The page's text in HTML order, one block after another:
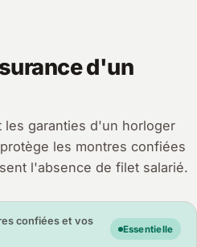
d'un
les garanties d'un horloger
les montres confiées
l'absence de filet salarié.
confiées et vos
Essentielle